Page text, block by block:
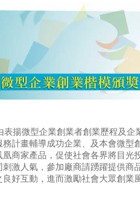
微型企業創業者創業歷程及企
計畫輔導成功企業、及本會微型
商家產品，促使社會各界將目光
激人氣，參加廠商請踴躍提供商
好互動，進而激勵社會大眾創業